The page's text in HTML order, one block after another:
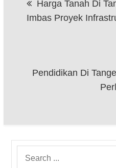
Harga Tanah Di
Imbas Proyek
Pendidikan Di